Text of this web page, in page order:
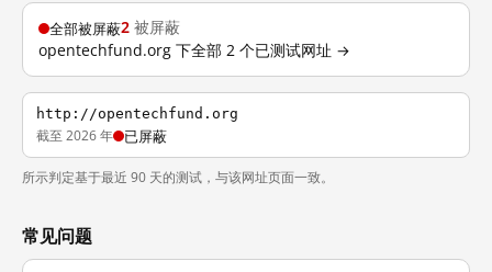
全部被屏蔽2 被屏蔽
opentechfund.org 下全部 2 个已测试网址 →
http://opentechfund.org
截至 2026 年 已屏蔽
所示判定基于最近 90 天的测试，与该网址页面一致。
常见问题